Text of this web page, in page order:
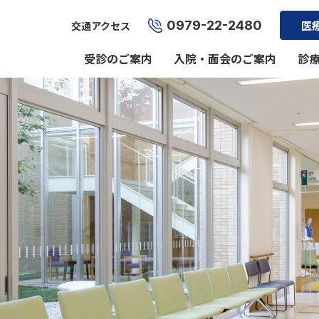
交通アクセス 0979-22-2480 医
受診のご案内 入院・面会のご案内 診